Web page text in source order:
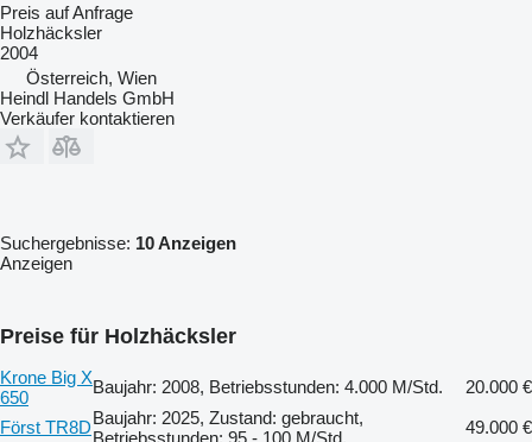
Preis auf Anfrage
Holzhäcksler
2004
Österreich, Wien
Heindl Handels GmbH
Verkäufer kontaktieren
Suchergebnisse: 10 Anzeigen
Anzeigen
Preise für Holzhäcksler
Krone Big X
650
Baujahr: 2008, Betriebsstunden: 4.000 M/Std.
20.000 €
Först TR8DBaujahr: 2025, Zustand: gebraucht,
Betriebsstunden: 95 - 100 M/Std.
49.000 €